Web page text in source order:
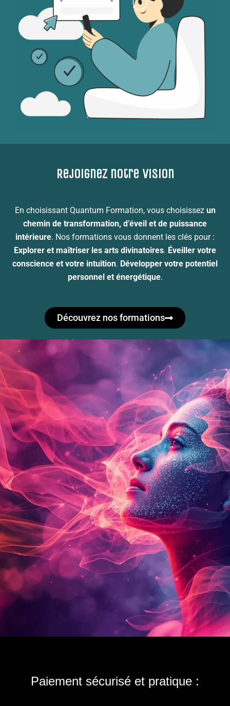
Rejoignez notre vision
En choisissant Quantum Formation, vous choisissez un
chemin de transformation, d’éveil et de puissance
intérieure. Nos formations vous donnent les clés pour :
Explorer et maîtriser les arts divinatoires. Éveiller votre
conscience et votre intuition. Développer votre potentiel
personnel et énergétique.
Découvrez nos formations
Paiement sécurisé et pratique :